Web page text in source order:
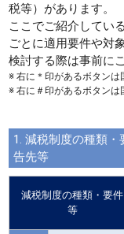
税等）があります。
ここでご紹介してい
ごとに適用要件や対
検討する際は事前に
※ 右に＊印があるボタンは
※ 右に＃印があるボタンは
1. 減税制度の種類
告先等
減税制度の種類・要件
等